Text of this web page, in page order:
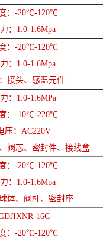
：-20℃-120℃
：1.0-1.6Mpa
：-20℃-120℃
：1.0-1.6Mpa
接头、感温元件
：1.0-1.6MPa
：-10℃-220℃
压：AC220V
阀芯、密封件、接线盒
：-20℃-120℃
：1.0-1.6Mpa
体、阀杆、密封座
16C
：-20℃-120℃